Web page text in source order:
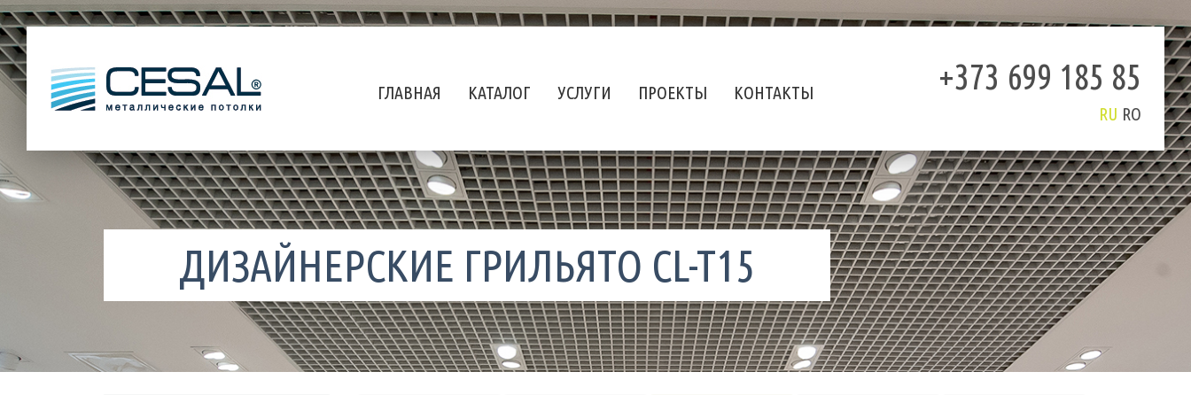
+373 699 185 85
RU RO
ГЛАВНАЯ КАТАЛОГ УСЛУГИ ПРОЕКТЫ КОНТАКТЫ
ДИЗАЙНЕРСКИЕ ГРИЛЬЯТО CL-T15